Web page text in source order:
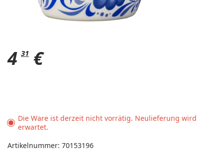
4 31 €
Die Ware ist derzeit nicht vorrätig. Neulieferung wird
erwartet.
Artikelnummer: 70153196